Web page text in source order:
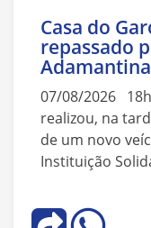
Casa do
repassado
Adamantina
07/08/2026
realizou, na
de um novo
Instituição